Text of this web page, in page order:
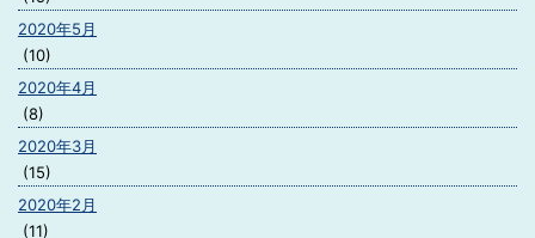
2020年5月
(10)
2020年4月
(8)
2020年3月
(15)
2020年2月
(11)